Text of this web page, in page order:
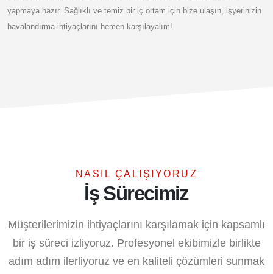
yapmaya hazır. Sağlıklı ve temiz bir iç ortam için bize ulaşın, işyerinizin
havalandırma ihtiyaçlarını hemen karşılayalım!
NASIL ÇALIŞIYORUZ
İş Sürecimiz
Müşterilerimizin ihtiyaçlarını karşılamak için kapsamlı
bir iş süreci izliyoruz. Profesyonel ekibimizle birlikte
adım adım ilerliyoruz ve en kaliteli çözümleri sunmak